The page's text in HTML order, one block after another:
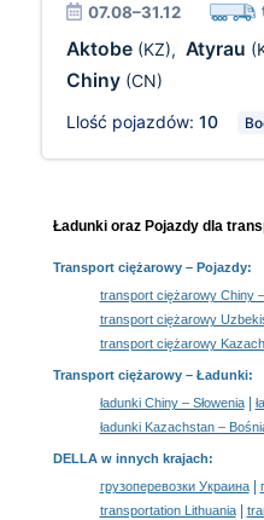
07.08–31.12
Aktobe (KZ), Atyrau
Chiny (CN)
Llość pojazdów: 10
Ładunki oraz Pojazdy dla
Transport ciężarowy– Pojazdy:
transport ciężarowy Chiny –
transport ciężarowy
transport ciężarowy
Transport ciężarowy – Ładunki:
ładunki Chiny – Słowenia|
ładunki Kazachstan –
DELLA w innych krajach:
грузоперевозки Украина|
transportation Lithuania|